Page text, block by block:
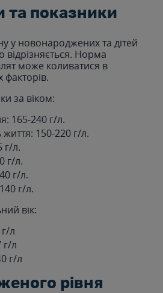
та показники
у новонароджених та дітей
відрізняється. Норма
може коливатися в
факторів.
за віком:
165-240 г/л.
150-220 г/л.
г/л.
г/л.
г/л.
г/л.
вік:
л
г/л
г/л
рівня